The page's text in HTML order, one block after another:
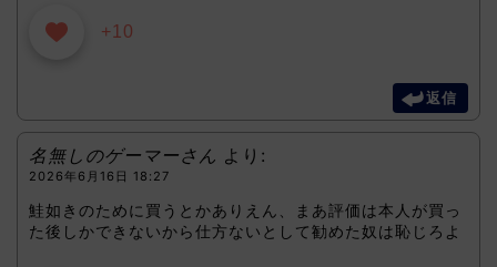
+10
返信
名無しのゲーマーさん より:
2026年6月16日 18:27
鮭如きのために買うとかありえん、まあ評価は本人が買っ
た後しかできないから仕方ないとして勧めた奴は恥じろよ